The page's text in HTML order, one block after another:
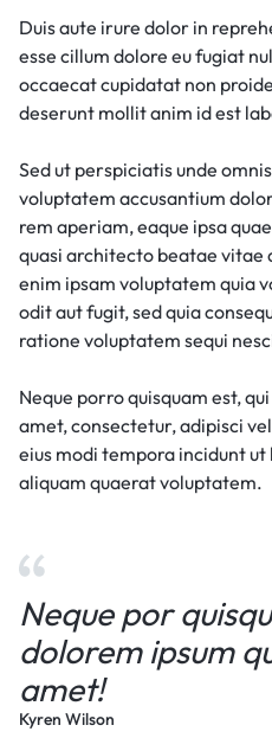
Duis aute irure dolor in
esse cillum dolore eu fugiat
occaecat cupidatat non
deserunt mollit anim id est
Sed ut perspiciatis unde
voluptatem accusantium
rem aperiam, eaque ipsa
quasi architecto beatae vitae
enim ipsam voluptatem quia
odit aut fugit, sed quia
ratione voluptatem sequi
Neque porro quisquam est,
amet, consectetur, adipisci
eius modi tempora incidunt
aliquam quaerat voluptatem.
Neque por
dolorem ipsum
amet!
Kyren Wilson